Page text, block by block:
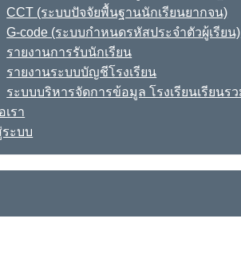
CCT (ระบบปัจจัยพื้นฐานนักเรียนยากจน)
G-code (ระบบกำหนดรหัสประจำตัวผู้เรียน)
รายงานการรับนักเรียน
รายงานระบบบัญชีโรงเรียน
ระบบบริหารจัดการข้อมูล โรงเรียนเรียนร
เรา
ระบบ